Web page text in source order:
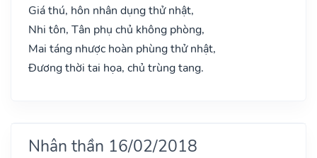
Giá thú, hôn nhân dụng thử nhật,
Nhi tôn, Tân phụ chủ không phòng,
Mai táng nhược hoàn phùng thử nhật,
Đương thời tai họa, chủ trùng tang.
Nhân thần 16/02/2018